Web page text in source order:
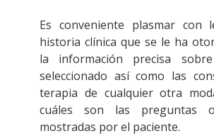
Es conveniente plasmar con
historia clínica que se le ha
la información precisa
seleccionado así como las
terapia de cualquier otra
cuáles son las preguntas o
mostradas por el paciente.